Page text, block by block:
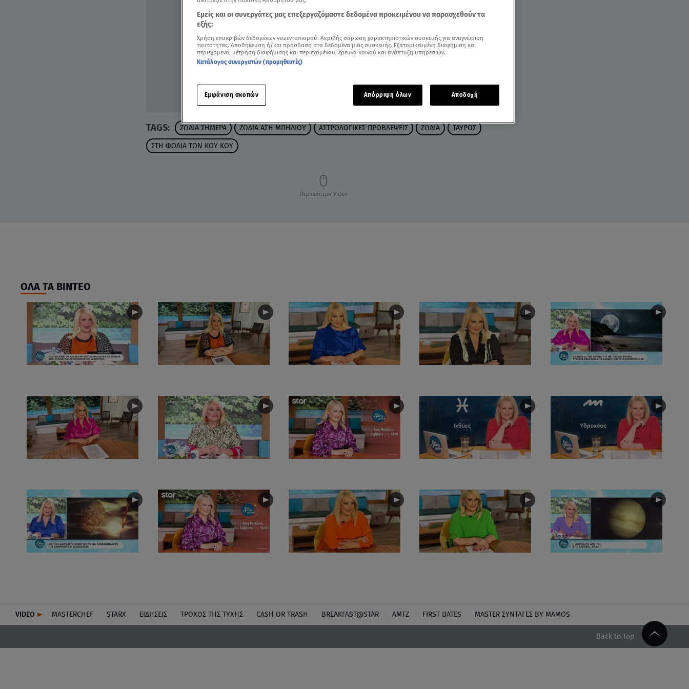
TAGS: ΖΩΔΙΑ ΣΗΜΕΡΑ ΖΩΔΙΑ ΑΣΗ ΜΠΗΛΙΟΥ ΑΣΤΡΟΛΟΓΙΚΕΣ ΠΡΟΒΛΕΨΕΙΣ ΖΩΔΙΑ ΤΑΥΡΟΣ
ΣΤΗ ΦΩΛΙΑ ΤΩΝ ΚΟΥ ΚΟΥ
Περισσότερα Video
ΟΛΑ ΤΑ ΒΙΝΤΕΟ
VIDEO MASTERCHEF STARX ΕΙΔΉΣΕΙΣ ΤΡΟΧΌΣ ΤΗΣ ΤΎΧΗΣ CASH OR TRASH BREAKFAST@STAR ΑΜΤΖ FIRST DATES MASTER ΣΥΝΤΑΓΈΣ BY MAMOS
Back to Top
Εμείς και οι συνεργάτες μας επεξεργαζόμαστε δεδομένα προκειμένου να παρασχεθούν τα
εξής:
Χρήση επακριβών δεδομένων γεωεντοπισμού. Ακριβής σάρωση χαρακτηριστικών συσκευής για αναγνώριση
ταυτότητας. Αποθήκευση ή/και πρόσβαση στα δεδομένα μιας συσκευής. Εξατομικευμένη διαφήμιση και
περιεχόμενο, μέτρηση διαφήμισης και περιεχομένου, έρευνα κοινού και ανάπτυξη υπηρεσιών.
Κατάλογος συνεργατών (προμηθευτές)
Εμφάνιση σκοπών Απόρριψη όλων Αποδοχή